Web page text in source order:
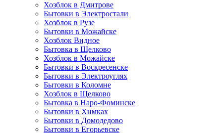
Хозблок в Дмитрове
Бытовки в Электростали
Хозблок в Рузе
Бытовки в Можайске
Хозблок Видное
Бытовкa в Щелково
Хозблок в Можайске
Бытовки в Воскресенске
Бытовки в Электроуглях
Бытовки в Коломне
Хозблок в Щелково
Бытовка в Наро-Фоминске
Бытовки в Химках
Бытовки в Домодедово
Бытовки в Егорьевске